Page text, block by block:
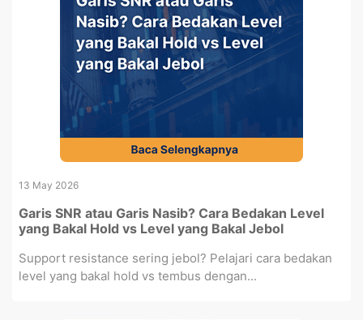
13 May 2026
Garis SNR atau Garis Nasib? Cara Bedakan Level
yang Bakal Hold vs Level yang Bakal Jebol
Support resistance sering jebol? Pelajari cara bedakan
level yang bakal hold vs tembus dengan...